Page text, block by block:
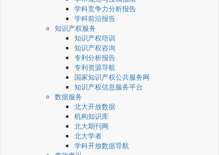
学科竞争力分析报告
学科前沿报告
知识产权服务
知识产权培训
知识产权咨询
专利分析报告
专利资源导航
国家知识产权公共服务网
知识产权信息服务平台
数据服务
北大开放数据
机构知识库
北大期刊网
北大学者
学科开放数据导航